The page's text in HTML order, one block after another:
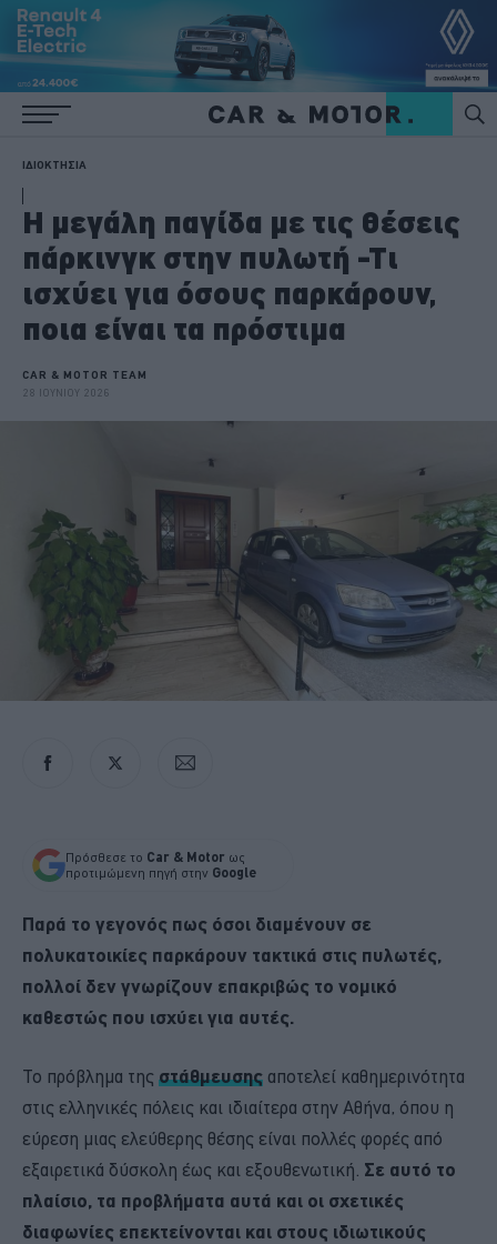
ΙΔΙΟΚΤΗΣΙΑ
Η μεγάλη παγίδα με τις θέσεις
πάρκινγκ στην πυλωτή -Τι
ισχύει για όσους παρκάρουν,
ποια είναι τα πρόστιμα
CAR & MOTOR TEAM
28 ΙΟΥΝΙΟΥ 2026
Πρόσθεσε το Car & Motor ως
προτιμώμενη πηγή στην Google
Παρά το γεγονός πως όσοι διαμένουν σε
πολυκατοικίες παρκάρουν τακτικά στις πυλωτές,
πολλοί δεν γνωρίζουν επακριβώς το νομικό
καθεστώς που ισχύει για αυτές.
Το πρόβλημα της στάθμευσης αποτελεί καθημερινότητα
στις ελληνικές πόλεις και ιδιαίτερα στην Αθήνα, όπου η
εύρεση μιας ελεύθερης θέσης είναι πολλές φορές από
εξαιρετικά δύσκολη έως και εξουθενωτική. Σε αυτό το
πλαίσιο, τα προβλήματα αυτά και οι σχετικές
διαφωνίες επεκτείνονται και στους ιδιωτικούς